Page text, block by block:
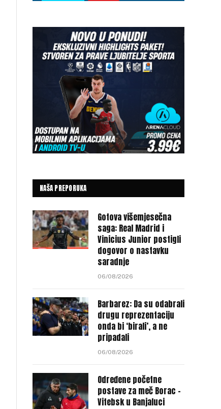
NAŠA PREPORUKA
Gotova višemjesečna
saga: Real Madrid i
Vinicius Junior postigli
dogovor o nastavku
saradnje
06/08/2026
Barbarez: Da su odabrali
drugu reprezentaciju
onda bi ‘birali’, a ne
pripadali
06/08/2026
Određene početne
postave za meč Borac –
Vitebsk u Banjaluci